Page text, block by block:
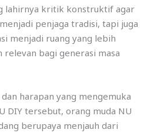
lahirnya kritik konstruktif agar
penjaga tradisi, tapi juga
menjadi ruang yang lebih
bagi generasi masa
harapan yang mengemuka
DIY tersebut, orang muda NU
berupaya menjauh dari